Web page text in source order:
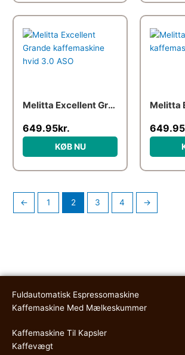
Melitta Excellent Grande kaffemaskine hvid 3.0 ASO
oprindelige
pris
var:
649.95kr.
aktuelle
pris
er:
KØB NU
pris
649.95
← 1 2 3 4 →
Fuldautomatisk Espressomaskine
Kaffemaskine Med Mælkeskummer
Kaffemaskine Til Kapsler
Kaffevægt